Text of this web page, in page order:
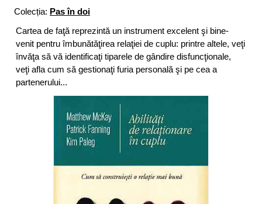
Colecția: Pas în doi
Cartea de faţă reprezintă un instrument excelent şi bine-
venit pentru îmbunătăţirea relaţiei de cuplu: printre altele, veţi
învăţa să vă identificaţi tiparele de gândire disfuncţionale,
veţi afla cum să gestionaţi furia personală şi pe cea a
partenerului...